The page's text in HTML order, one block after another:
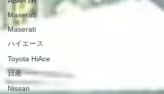
Maserati
Maserati
ハイエース
Toyota HiAce
日産
Nissan